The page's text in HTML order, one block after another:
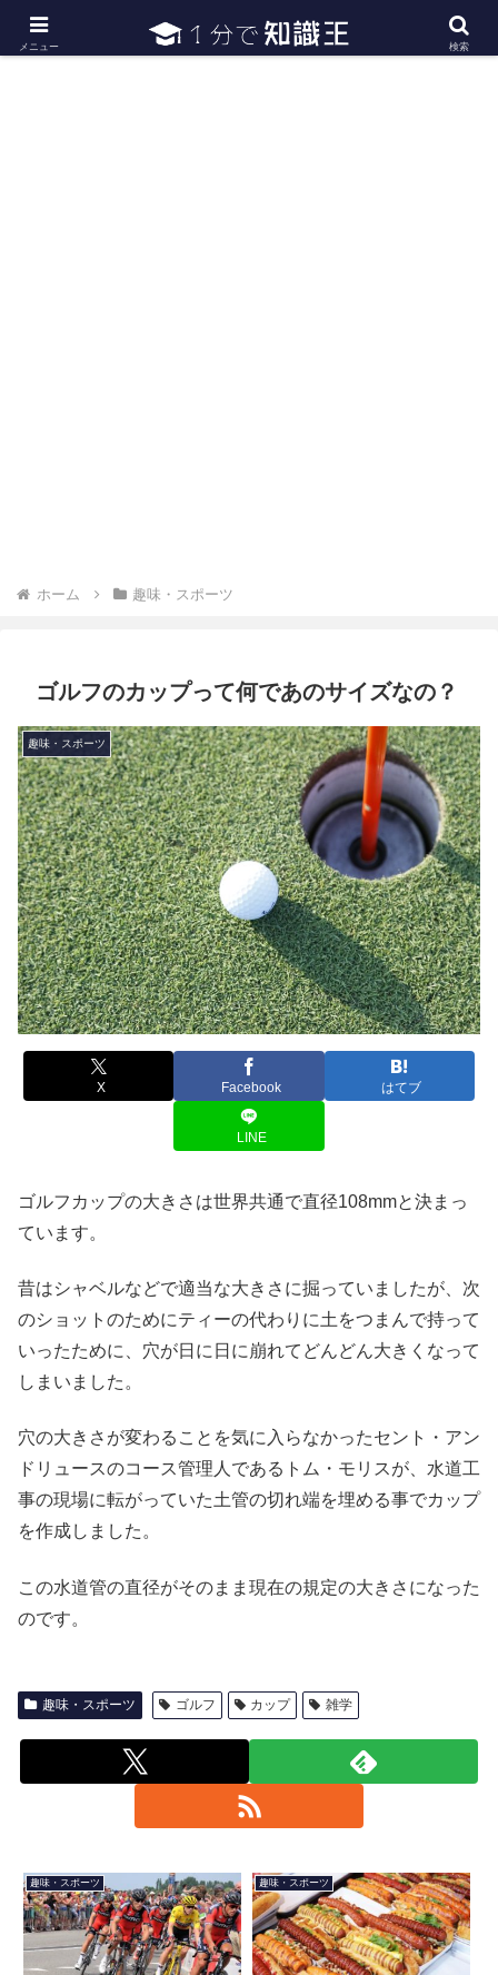
日常で必要な常識・知識や雑学・豆知識を幅広く紹介
ホーム 趣味・スポーツ
ゴルフのカップって何であのサイズなの？
趣味・スポーツ
X Facebook はてブ
LINE
ゴルフカップの大きさは世界共通で直径108mmと決まっ
ています。
昔はシャベルなどで適当な大きさに掘っていましたが、次
のショットのためにティーの代わりに土をつまんで持って
いったために、穴が日に日に崩れてどんどん大きくなって
しまいました。
穴の大きさが変わることを気に入らなかったセント・アン
ドリュースのコース管理人であるトム・モリスが、水道工
事の現場に転がっていた土管の切れ端を埋める事でカップ
を作成しました。
この水道管の直径がそのまま現在の規定の大きさになった
のです。
趣味・スポーツ ゴルフ カップ 雑学
趣味・スポーツ 趣味・スポーツ
メニュー 検索